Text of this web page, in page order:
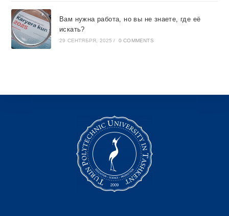
Вам нужна работа, но вы не знаете, где её
искать?
29 СЕНТЯБРЯ, 2025 / 0 COMMENTS